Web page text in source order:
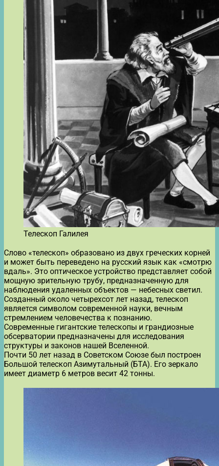
Телескоп Галилея
Слово «телескоп» образовано из двух греческих корней
и может быть переведено на русский язык как «смотрю
вдаль». Это оптическое устройство представляет собой
мощную зрительную трубу, предназначенную для
наблюдения удаленных объектов — небесных светил.
Созданный около четырехсот лет назад, телескоп
является символом современной науки, вечным
стремлением человечества к познанию.
Современные гигантские телескопы и грандиозные
обсерватории предназначены для исследования
структуры и законов нашей Вселенной.
Почти 50 лет назад в Советском Союзе был построен
Большой телескоп Азимутальный (БТА). Его зеркало
имеет диаметр 6 метров весит 42 тонны.